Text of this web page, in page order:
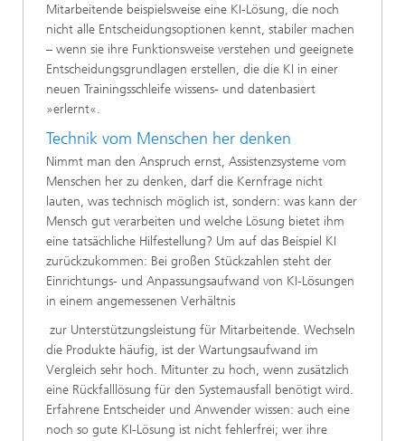
Mitarbeitende beispielsweise eine KI-Lösung, die noch
nicht alle Entscheidungsoptionen kennt, stabiler machen
– wenn sie ihre Funktionsweise verstehen und geeignete
Entscheidungsgrundlagen erstellen, die die KI in einer
neuen Trainingsschleife wissens- und datenbasiert
»erlernt«.
Technik vom Menschen her denken
Nimmt man den Anspruch ernst, Assistenzsysteme vom
Menschen her zu denken, darf die Kernfrage nicht
lauten, was technisch möglich ist, sondern: was kann der
Mensch gut verarbeiten und welche Lösung bietet ihm
eine tatsächliche Hilfestellung? Um auf das Beispiel KI
zurückzukommen: Bei großen Stückzahlen steht der
Einrichtungs- und Anpassungsaufwand von KI-Lösungen
in einem angemessenen Verhältnis
zur Unterstützungsleistung für Mitarbeitende. Wechseln
die Produkte häufig, ist der Wartungsaufwand im
Vergleich sehr hoch. Mitunter zu hoch, wenn zusätzlich
eine Rückfalllösung für den Systemausfall benötigt wird.
Erfahrene Entscheider und Anwender wissen: auch eine
noch so gute KI-Lösung ist nicht fehlerfrei; wer ihre